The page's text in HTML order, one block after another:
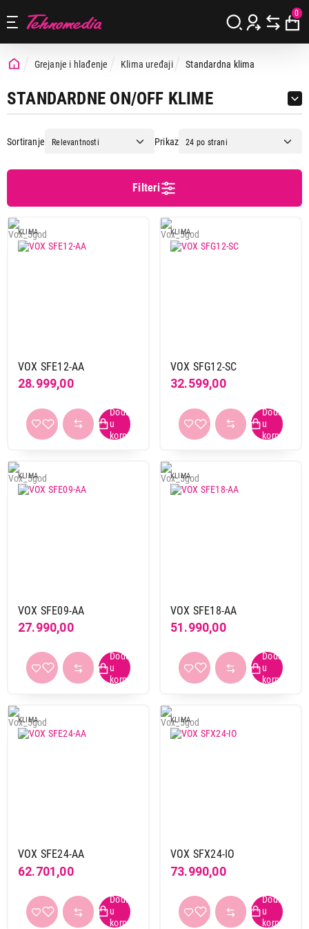
0
Grejanje i hlađenje Klima uređaji Standardna klima
Cena od Cena do
Brend
Vox
Kapacitet
24000 BTU
R410a
Boja
bela 6
STANDARDNE ON/OFF KLIME
Sortiranje Prikaz
Filteri
KLIMA
VOX SFE12-AA
28.999,00
KLIMA
VOX SFG12-SC
32.599,00
KLIMA
VOX SFE09-AA
27.990,00
KLIMA
VOX SFE18-AA
51.990,00
KLIMA
VOX SFE24-AA
62.701,00
KLIMA
VOX SFX24-IO
73.990,00